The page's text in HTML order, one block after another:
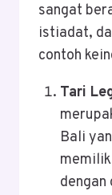
sangat
istiadat,
contoh
Tari
Bali
dengan